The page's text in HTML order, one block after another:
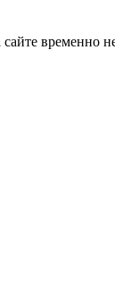
временно